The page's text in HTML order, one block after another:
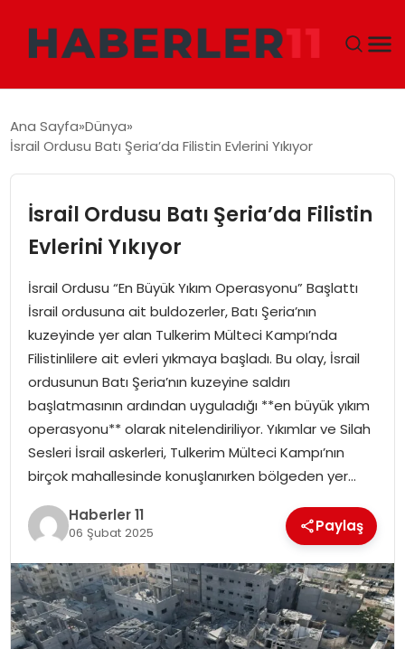
EKONOMI
SIYASET
EĞITIM
SPOR
YAŞAM
Ana Sayfa Dünya
İsrail Ordusu Batı Şeria’da Filistin Evlerini Yıkıyor
İsrail Ordusu Batı Şeria’da Filistin
Evlerini Yıkıyor
İsrail Ordusu “En Büyük Yıkım Operasyonu” Başlattı
İsrail ordusuna ait buldozerler, Batı Şeria’nın
kuzeyinde yer alan Tulkerim Mülteci Kampı’nda
Filistinlilere ait evleri yıkmaya başladı. Bu olay, İsrail
ordusunun Batı Şeria’nın kuzeyine saldırı
başlatmasının ardından uyguladığı **en büyük yıkım
operasyonu** olarak nitelendiriliyor. Yıkımlar ve Silah
Sesleri İsrail askerleri, Tulkerim Mülteci Kampı’nın
birçok mahallesinde konuşlanırken bölgeden yer…
Haberler 11
06 Şubat 2025 Paylaş